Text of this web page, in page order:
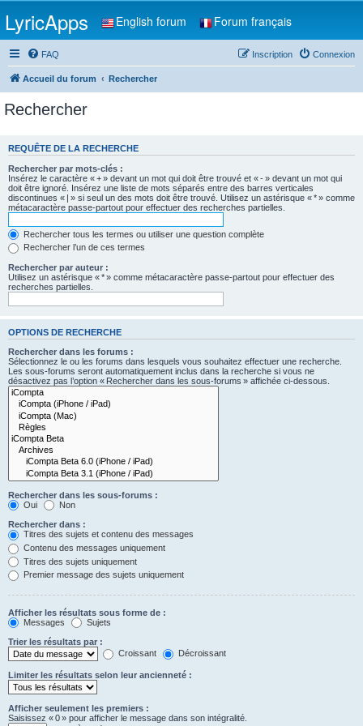
LyricApps English forum Forum français
FAQ Connexion
Inscription
Accueil du forum Rechercher
Rechercher
REQUÊTE DE LA RECHERCHE
Rechercher par mots-clés :
Insérez le caractère « + » devant un mot qui doit être trouvé et « - » devant un mot qui
doit être ignoré. Insérez une liste de mots séparés entre des barres verticales
discontinues « | » si seul un des mots doit être trouvé. Utilisez un astérisque « * » comme
métacaractère passe-partout pour effectuer des recherches partielles.
Rechercher tous les termes ou utiliser une question complète
Rechercher l’un de ces termes
Rechercher par auteur :
Utilisez un astérisque « * » comme métacaractère passe-partout pour effectuer des
recherches partielles.
OPTIONS DE RECHERCHE
Rechercher dans les forums :
Sélectionnez le ou les forums dans lesquels vous souhaitez effectuer une recherche.
Les sous-forums seront automatiquement inclus dans la recherche si vous ne
désactivez pas l’option « Rechercher dans les sous-forums » affichée ci-dessous.
Rechercher dans les sous-forums :
Oui
Non
Rechercher dans :
Titres des sujets et contenu des messages
Contenu des messages uniquement
Titres des sujets uniquement
Premier message des sujets uniquement
Afficher les résultats sous forme de :
Messages
Sujets
Trier les résultats par :
Croissant
Décroissant
Limiter les résultats selon leur ancienneté :
Afficher seulement les premiers :
Saisissez « 0 » pour afficher le message dans son intégralité.